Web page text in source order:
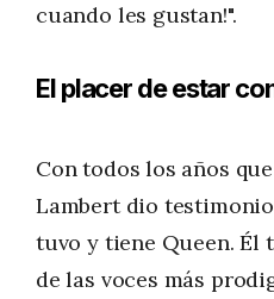
cuando les gustan!".
El placer de estar
Con todos los años
Lambert dio
tuvo y tiene Queen. Él
de las voces más